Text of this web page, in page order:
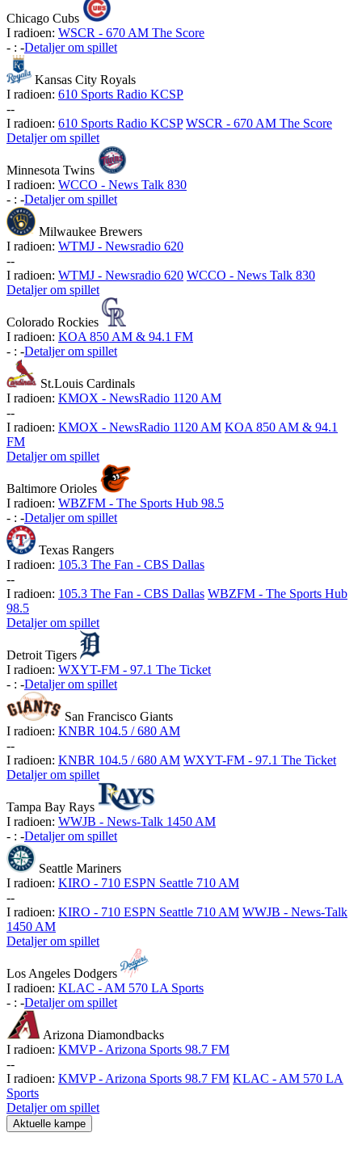
Chicago Cubs
I radioen: WSCR - 670 AM The Score
- : -Detaljer om spillet
Kansas City Royals
I radioen: 610 Sports Radio KCSP
--
I radioen: 610 Sports Radio KCSP WSCR - 670 AM The Score
Detaljer om spillet
Minnesota Twins
I radioen: WCCO - News Talk 830
- : -Detaljer om spillet
Milwaukee Brewers
I radioen: WTMJ - Newsradio 620
--
I radioen: WTMJ - Newsradio 620 WCCO - News Talk 830
Detaljer om spillet
Colorado Rockies
I radioen: KOA 850 AM & 94.1 FM
- : -Detaljer om spillet
St.Louis Cardinals
I radioen: KMOX - NewsRadio 1120 AM
--
I radioen: KMOX - NewsRadio 1120 AM KOA 850 AM & 94.1
FM
Detaljer om spillet
Baltimore Orioles
I radioen: WBZFM - The Sports Hub 98.5
- : -Detaljer om spillet
Texas Rangers
I radioen: 105.3 The Fan - CBS Dallas
--
I radioen: 105.3 The Fan - CBS Dallas WBZFM - The Sports Hub
98.5
Detaljer om spillet
Detroit Tigers
I radioen: WXYT-FM - 97.1 The Ticket
- : -Detaljer om spillet
San Francisco Giants
I radioen: KNBR 104.5 / 680 AM
--
I radioen: KNBR 104.5 / 680 AM WXYT-FM - 97.1 The Ticket
Detaljer om spillet
Tampa Bay Rays
I radioen: WWJB - News-Talk 1450 AM
- : -Detaljer om spillet
Seattle Mariners
I radioen: KIRO - 710 ESPN Seattle 710 AM
--
I radioen: KIRO - 710 ESPN Seattle 710 AM WWJB - News-Talk
1450 AM
Detaljer om spillet
Los Angeles Dodgers
I radioen: KLAC - AM 570 LA Sports
- : -Detaljer om spillet
Arizona Diamondbacks
I radioen: KMVP - Arizona Sports 98.7 FM
--
I radioen: KMVP - Arizona Sports 98.7 FM KLAC - AM 570 LA
Sports
Detaljer om spillet
Aktuelle kampe